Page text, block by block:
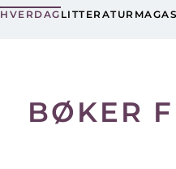
HVERDAG LITTERATUR
BØKER